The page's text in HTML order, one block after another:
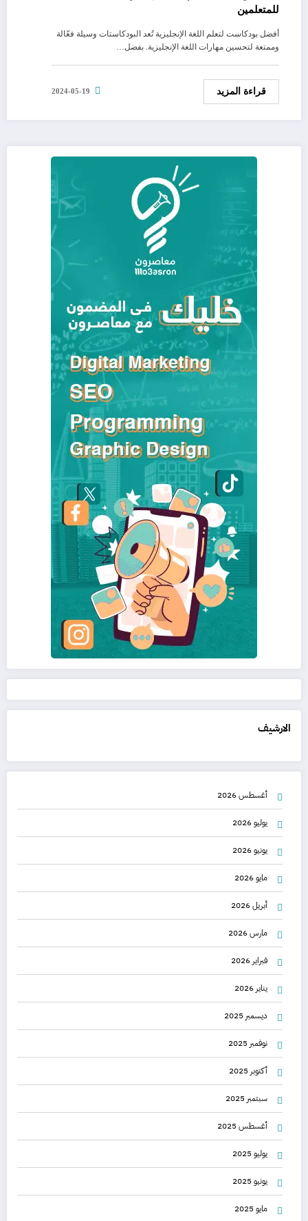
للمتعلمين
أفضل بودكاست لتعلم اللغة الإنجليزية تُعد البودكاستات وسيلة فعّالة
وممتعة لتحسين مهارات اللغة الإنجليزية. بفضل…
قراءة المزيد 2024-05-19
الارشيف
أغسطس 2026
يوليو 2026
يونيو 2026
مايو 2026
أبريل 2026
مارس 2026
فبراير 2026
يناير 2026
ديسمبر 2025
نوفمبر 2025
أكتوبر 2025
سبتمبر 2025
أغسطس 2025
يوليو 2025
يونيو 2025
مايو 2025